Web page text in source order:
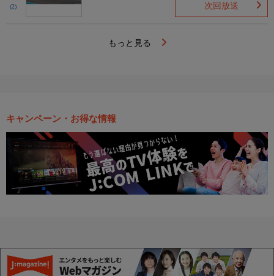
(2) 次回放送
もっと見る
キャンペーン・お得な情報